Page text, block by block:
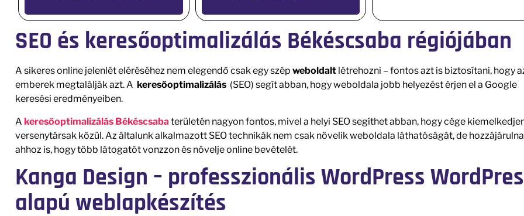
SEO és keresőoptimalizálás Békéscsaba régiójában
A sikeres online jelenlét eléréséhez nem elegendő csak egy szép weboldalt létrehozni – fontos azt is biztosítani, hogy
emberek megtalálják azt. A keresőoptimalizálás (SEO) segít abban, hogy weboldala jobb helyezést érjen el a Google
keresési eredményeiben.
A keresőoptimalizálás Békéscsabaterületén nagyon fontos, mivel a helyi SEO segíthet abban, hogy cége
versenytársak közül. Az általunk alkalmazott SEO technikák nem csak növelik weboldala láthatóságát, de
ahhoz is, hogy több látogatót vonzzon és növelje online bevételét.
Kanga Design – professzionális WordPress
alapú weblapkészítés